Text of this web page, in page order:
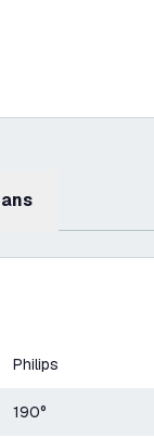
Philips
190°